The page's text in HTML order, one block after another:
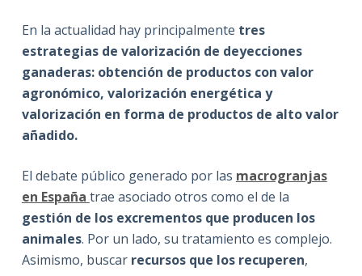
En la actualidad hay principalmente tres
estrategias de valorización de deyecciones
ganaderas: obtención de productos con valor
agronómico, valorización energética y
valorización en forma de productos de alto valor
añadido.
El debate público generado por las macrogranjas
en España trae asociado otros como el de la
gestión de los excrementos que producen los
animales. Por un lado, su tratamiento es complejo.
Asimismo, buscar recursos que los recuperen,